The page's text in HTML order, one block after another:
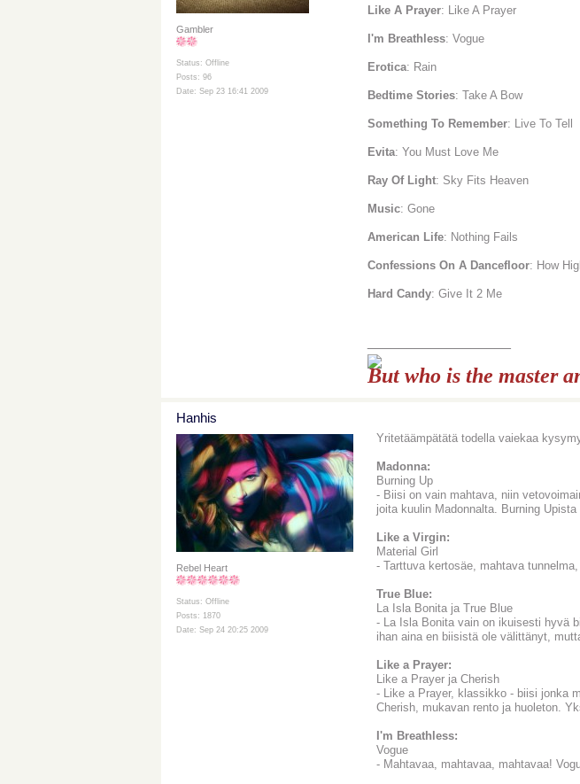
Gambler
Status: Offline
Posts: 96
Date: Sep 23 16:41 2009
Like A Prayer: Like A Prayer
I'm Breathless: Vogue
Erotica: Rain
Bedtime Stories: Take A Bow
Something To Remember: Live To Tell
Evita: You Must Love Me
Ray Of Light: Sky Fits Heaven
Music: Gone
American Life: Nothing Fails
Confessions On A Dancefloor: How
Hard Candy: Give It 2 Me
But who is the master
Hanhis
Rebel Heart
Status: Offline
Posts: 1870
Date: Sep 24 20:25 2009
Yritetäämpätätä todella vaiekaa
Madonna:
Burning Up
- Biisi on vain mahtava, niin
joita kuulin Madonnalta. Burning
Like a Virgin:
Material Girl
- Tarttuva kertosäe, mahtava
True Blue:
La Isla Bonita ja True Blue
- La Isla Bonita vain on ikuisesti hyvä
ihan aina en biisistä ole välittänyt,
Like a Prayer:
Like a Prayer ja Cherish
- Like a Prayer, klassikko - biisi jonka
Cherish, mukavan rento ja huoleton.
I'm Breathless:
Vogue
- Mahtavaa, mahtavaa, mahtavaa!